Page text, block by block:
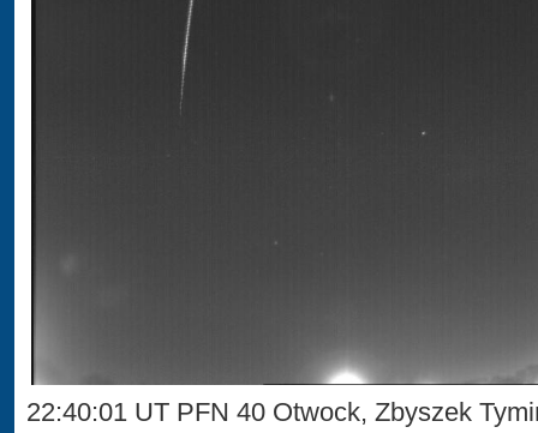
22:40:01 UT PFN 40 Otwock, Zbyszek